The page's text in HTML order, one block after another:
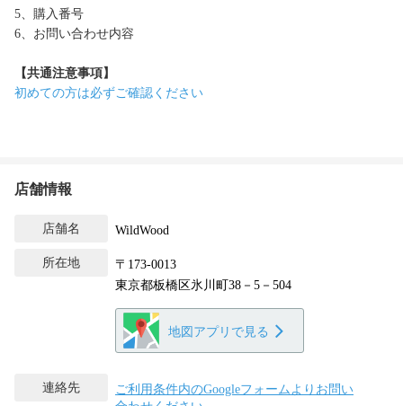
5、購入番号
6、お問い合わせ内容
【共通注意事項】
初めての方は必ずご確認ください
店舗情報
店舗名 WildWood
所在地
〒173-0013
東京都板橋区氷川町38－5－504
地図アプリで見る
連絡先
ご利用条件内のGoogleフォームよりお問い